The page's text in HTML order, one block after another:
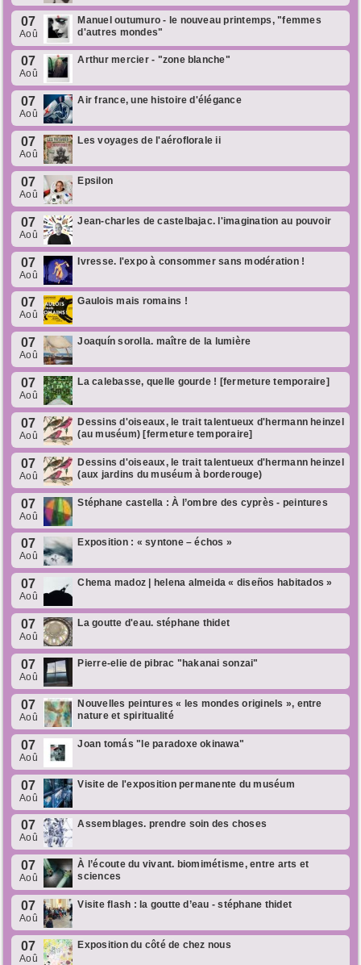
07
Aoû
Manuel outumuro - le nouveau printemps, "femmes
d'autres mondes"
07
Aoû
Arthur mercier - "zone blanche"
07
Aoû
Air france, une histoire d'élégance
07
Aoû
Les voyages de l'aéroflorale ii
07
Aoû
Epsilon
07
Aoû
Jean-charles de castelbajac. l'imagination au pouvoir
07
Aoû
Ivresse. l'expo à consommer sans modération !
07
Aoû
Gaulois mais romains !
07
Aoû
Joaquín sorolla. maître de la lumière
07
Aoû
La calebasse, quelle gourde ! [fermeture temporaire]
07
Aoû
Dessins d'oiseaux, le trait talentueux d'hermann heinzel
(au muséum) [fermeture temporaire]
07
Aoû
Dessins d'oiseaux, le trait talentueux d'hermann heinzel
(aux jardins du muséum à borderouge)
07
Aoû
Stéphane castella : À l’ombre des cyprès - peintures
07
Aoû
Exposition : « syntone – échos »
07
Aoû
Chema madoz | helena almeida « diseños habitados »
07
Aoû
La goutte d'eau. stéphane thidet
07
Aoû
Pierre-elie de pibrac "hakanai sonzai"
07
Aoû
Nouvelles peintures « les mondes originels », entre
nature et spiritualité
07
Aoû
Joan tomás "le paradoxe okinawa"
07
Aoû
Visite de l'exposition permanente du muséum
07
Aoû
Assemblages. prendre soin des choses
07
Aoû
À l’écoute du vivant. biomimétisme, entre arts et
sciences
07
Aoû
Visite flash : la goutte d’eau - stéphane thidet
07
Aoû
Exposition du côté de chez nous